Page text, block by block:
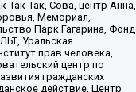
Так-Так, Сова, центр Анна,
Мемориал,
Парк Гагарина, Фонд
Уральская
прав человека,
центр по
гражданских
действие, Центр